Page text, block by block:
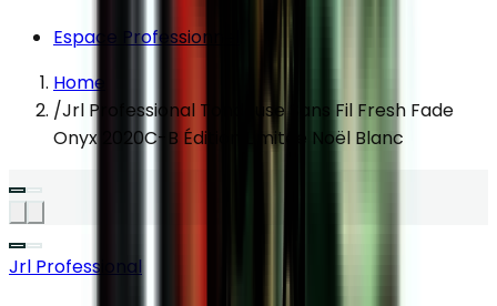
Espace Professionnel
Home
/Jrl Professional Tondeuse Sans Fil Fresh Fade
Onyx 2020C-B Édition Limitée Noël Blanc
Jrl Professional